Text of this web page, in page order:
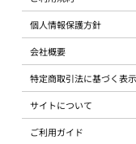
個人情報保護方針
会社概要
特定商取引法に基づく表示
サイトについて
ご利用ガイド